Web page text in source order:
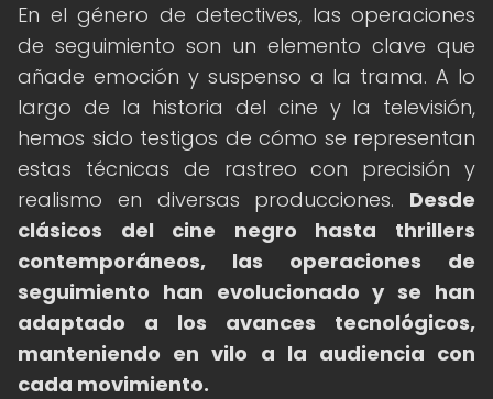
En el género de detectives, las operaciones
de seguimiento son un elemento clave que
añade emoción y suspenso a la trama. A lo
largo de la historia del cine y la televisión,
hemos sido testigos de cómo se representan
estas técnicas de rastreo con precisión y
realismo en diversas producciones. Desde
clásicos del cine negro hasta thrillers
contemporáneos, las operaciones de
seguimiento han evolucionado y se han
adaptado a los avances tecnológicos,
manteniendo en vilo a la audiencia con
cada movimiento.